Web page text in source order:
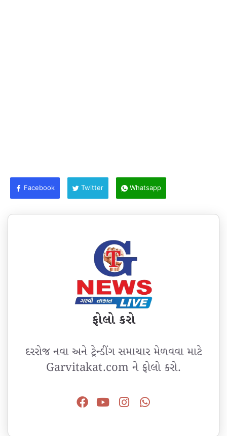
Facebook Twitter Whatsapp
ફોલો કરો
દરરોજ નવા અને ટ્રેન્ડીંગ સમાચાર મેળવવા માટે
Garvitakat.com ને ફોલો કરો.